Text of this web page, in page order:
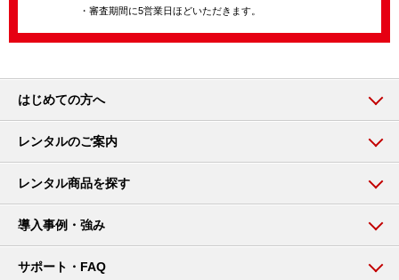
・審査期間に5営業日ほどいただきます。
はじめての方へ
レンタルのご案内
レンタル商品を探す
導入事例・強み
サポート・FAQ